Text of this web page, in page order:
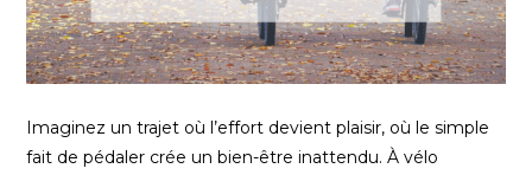
Imaginez un trajet où l’effort devient plaisir, où le simple
fait de pédaler crée un bien-être inattendu. À vélo